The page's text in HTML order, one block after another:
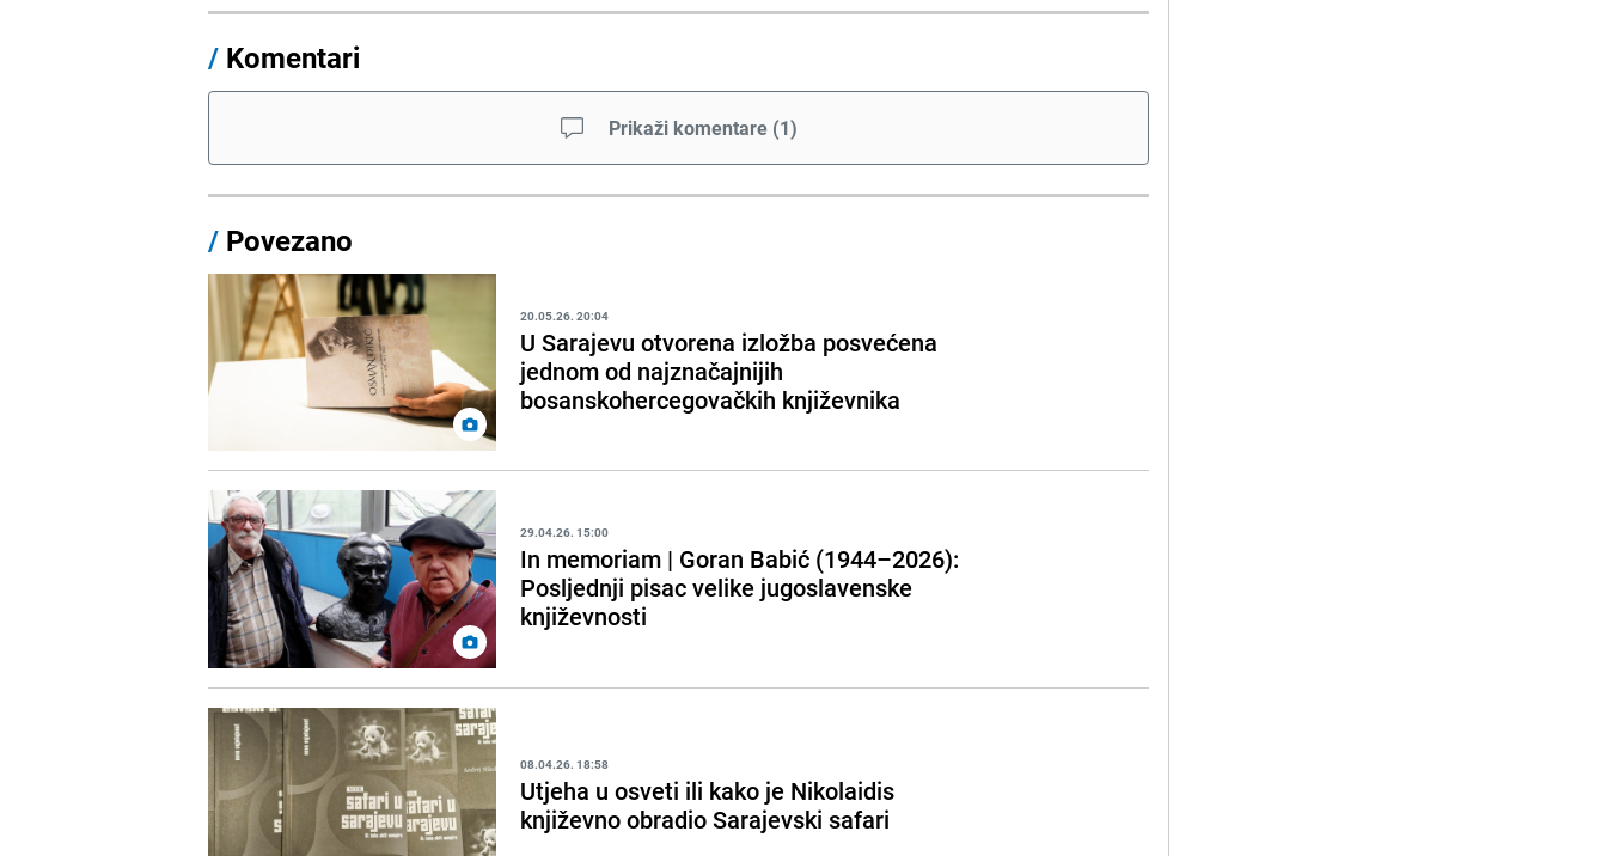
/ Komentari
Prikaži komentare (1)
/ Povezano
20.05.26. 20:04
U Sarajevu otvorena izložba posvećena
jednom od najznačajnijih
bosanskohercegovačkih književnika
29.04.26. 15:00
In memoriam | Goran Babić (1944–2026):
Posljednji pisac velike jugoslavenske
književnosti
08.04.26. 18:58
Utjeha u osveti ili kako je Nikolaidis
književno obradio Sarajevski safari